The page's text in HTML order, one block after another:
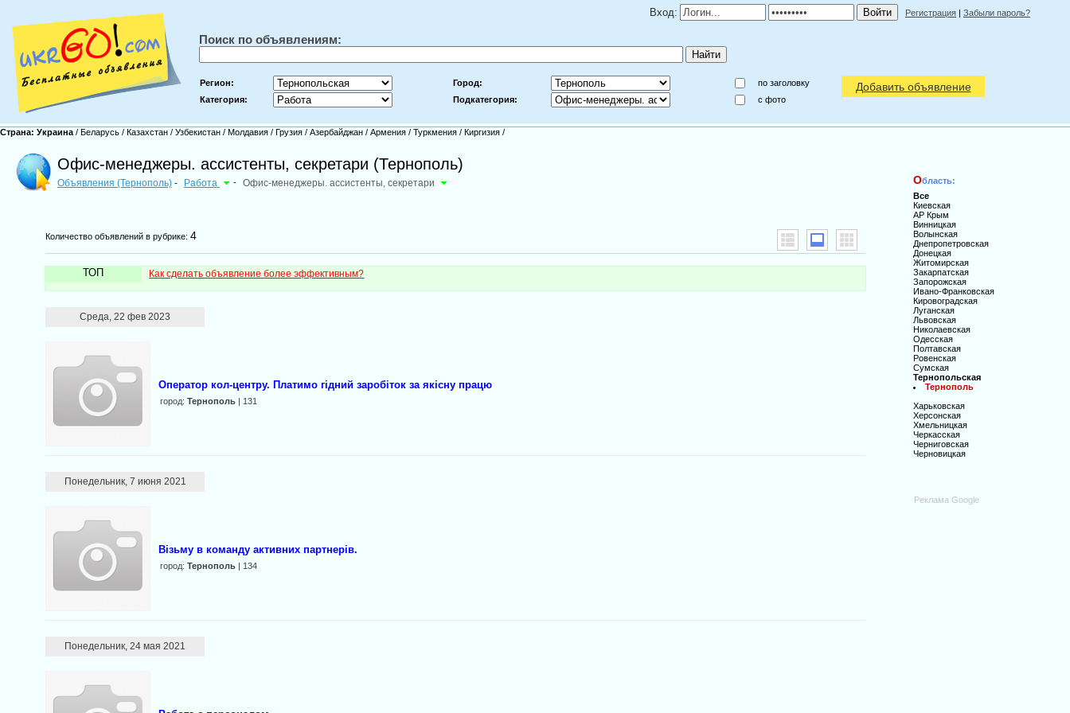
Вход: Регистрация | Забыли пароль?
Поиск по объявлениям:
Регион: Город:
по заголовку
Категория:
Подкатегория: c фото
Добавить объявление
Страна: Украина / Беларусь / Казахстан / Узбекистан / Молдавия / Грузия / Азербайджан / Армения / Туркмения / Киргизия /
Офис-менеджеры. ассистенты, секретари (Тернополь)
Объявления (Тернополь) - Работа - Офис-менеджеры. ассистенты, секретари
Количество объявлений в рубрике:4
ТОП Как сделать объявление более эффективным?
Среда, 22 фев 2023
Оператор кол-центру. Платимо гідний заробіток за якісну працю
город:Тернополь | 131
Понедельник, 7 июня 2021
Візьму в команду активних партнерів.
город:Тернополь | 134
Понедельник, 24 мая 2021
Область:
Все
Киевская
АР Крым
Винницкая
Волынская
Днепропетровская
Донецкая
Житомирская
Закарпатская
Запорожская
Ивано-Франковская
Кировоградская
Луганская
Львовская
Николаевская
Одесская
Полтавская
Ровенская
Сумская
Тернопольская
Тернополь
Харьковская
Херсонская
Хмельницкая
Черкасская
Черниговская
Черновицкая
Реклама Google